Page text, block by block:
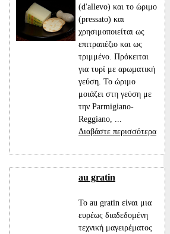
(d'allevo) και το ώριμο
(pressato) και
χρησιμοποιείται ως
επιτραπέζιο και ως
τριμμένο. Πρόκειται
για τυρί με αρωματική
γεύση. Το ώριμο
μοιάζει στη γεύση με
την Parmigiano-
Reggiano, ...
Διαβάστε περισσότερα
au gratin
Το au gratin είναι μια
ευρέως διαδεδομένη
τεχνική μαγειρέματος